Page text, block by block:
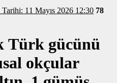
Yayınlanma Tarihi: 11 Mayıs 2026 12:30 78
Türk gücünü
okçular